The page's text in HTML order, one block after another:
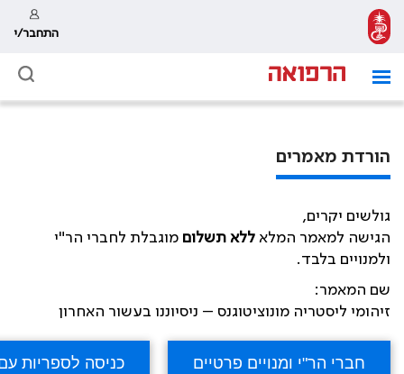
התחבר/י
הורדת מאמרים
גולשים יקרים,
הגישה למאמר המלא ללא תשלום מוגבלת לחברי הר"י
ולמנויים בלבד.
שם המאמר:
זיהומי ליסטריה מונוציטוגנס – ניסיוננו בעשור האחרון